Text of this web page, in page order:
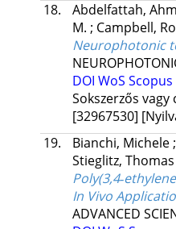
18.
Abdelfattah,
M. ; Campbell,
Neurophotonic
DOI WoS Scopus
Sokszerzős
[32967530]
19.
Bianchi, Michele;
Stieglitz, Thomas
In Vivo
ADVANCED